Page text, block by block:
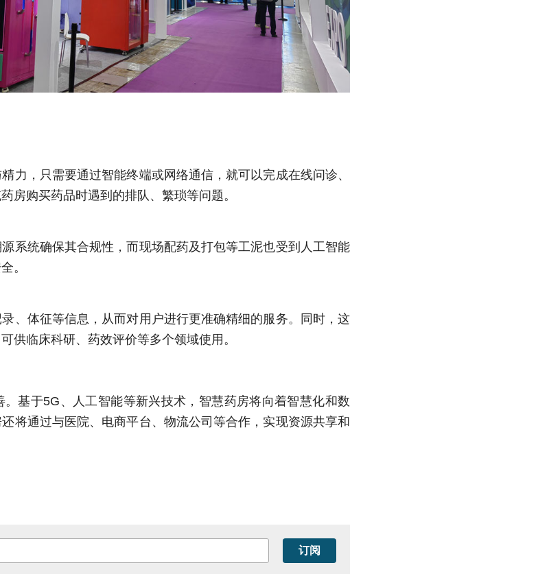
力，只需要通过智能终端或网络通信，就可以完成在线问诊、
房购买药品时遇到的排队、繁琐等问题。
系统确保其合规性，而现场配药及打包等工泥也受到人工智能
。
、体征等信息，从而对用户进行更准确精细的服务。同时，这
供临床科研、药效评价等多个领域使用。
基于5G、人工智能等新兴技术，智慧药房将向着智慧化和数
将通过与医院、电商平台、物流公司等合作，实现资源共享和
订阅